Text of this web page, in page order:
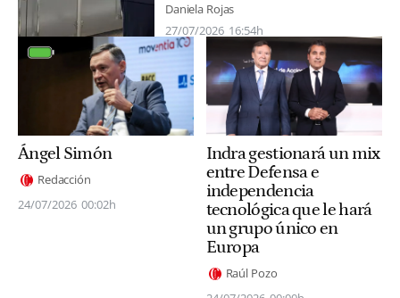
Daniela Rojas
27/07/2026 16:54h
Ángel Simón
Redacción
24/07/2026 00:02h
Indra gestionará un mix
entre Defensa e
independencia
tecnológica que le hará
un grupo único en
Europa
Raúl Pozo